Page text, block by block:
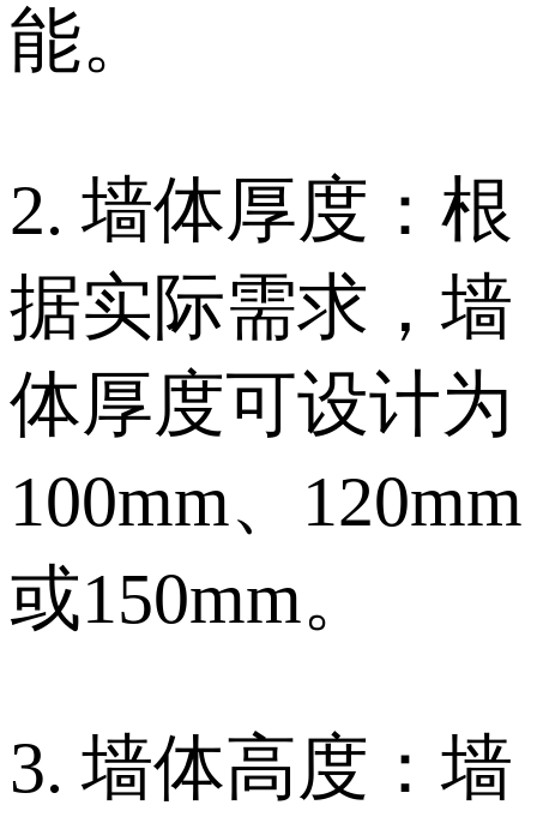
能。
2. 墙体厚度：根
据实际需求，墙
体厚度可设计为
100mm、120mm
或150mm。
3. 墙体高度：墙